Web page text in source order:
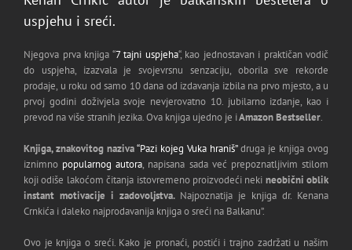
uspjehu i sreći.
Njegova prva knjiga “7 tajni uspjeha“, kao jednostavan i praktičan vodič
do uspjeha, izazvala je svojevrsnu senzaciju, oborila sve rekorde
prodaje, u roku od samo 10 dana od izdavanja izbila na prvo mjesto, a u
prvoj godini doživjela svoje nevjerovatno 10. jubilarno izdanje, kao i
prevod na više stranih jezika. Ova knjiga ujedno je iAmazon Bestseller.
Knjiga, znakovitog naziva“Pazi kojeg Vuka hraniš”druga je knjiga ovog
iznimno popularnog autora, napisana sada već prepoznatljivim stilom
koji odiše lakoćom čitanja istovremeno proizvodeći neki neobični oblik
instant motivacije i zadovoljstva. Najpoznatija je knjiga dr. Kenana
Crnkića i daleko najprodavanija knjiga o sreći na Balkanu”.
Ovo je knjiga o sreći. Kako je pronaći, postići i trajno zadržati u našim